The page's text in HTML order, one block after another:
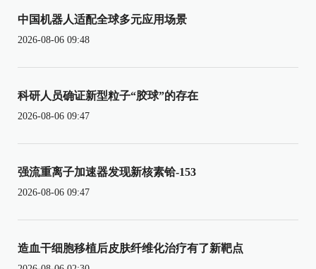
中国机器人适配全球多元应用场景
2026-08-06 09:48
科研人员确证新型粒子“胶球”的存在
2026-08-06 09:47
强流重离子加速器发现新核素铪-153
2026-08-06 09:47
造血干细胞移植后皮肤纤维化治疗有了新靶点